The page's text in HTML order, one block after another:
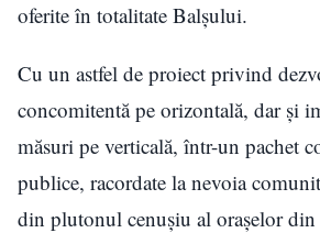
oferite în totalitate Balșului.
Cu un astfel de proiect privind
concomitentă pe orizontală, dar și
măsuri pe verticală, într-un pachet
publice, racordate la nevoia
din plutonul cenușiu al orașelor din